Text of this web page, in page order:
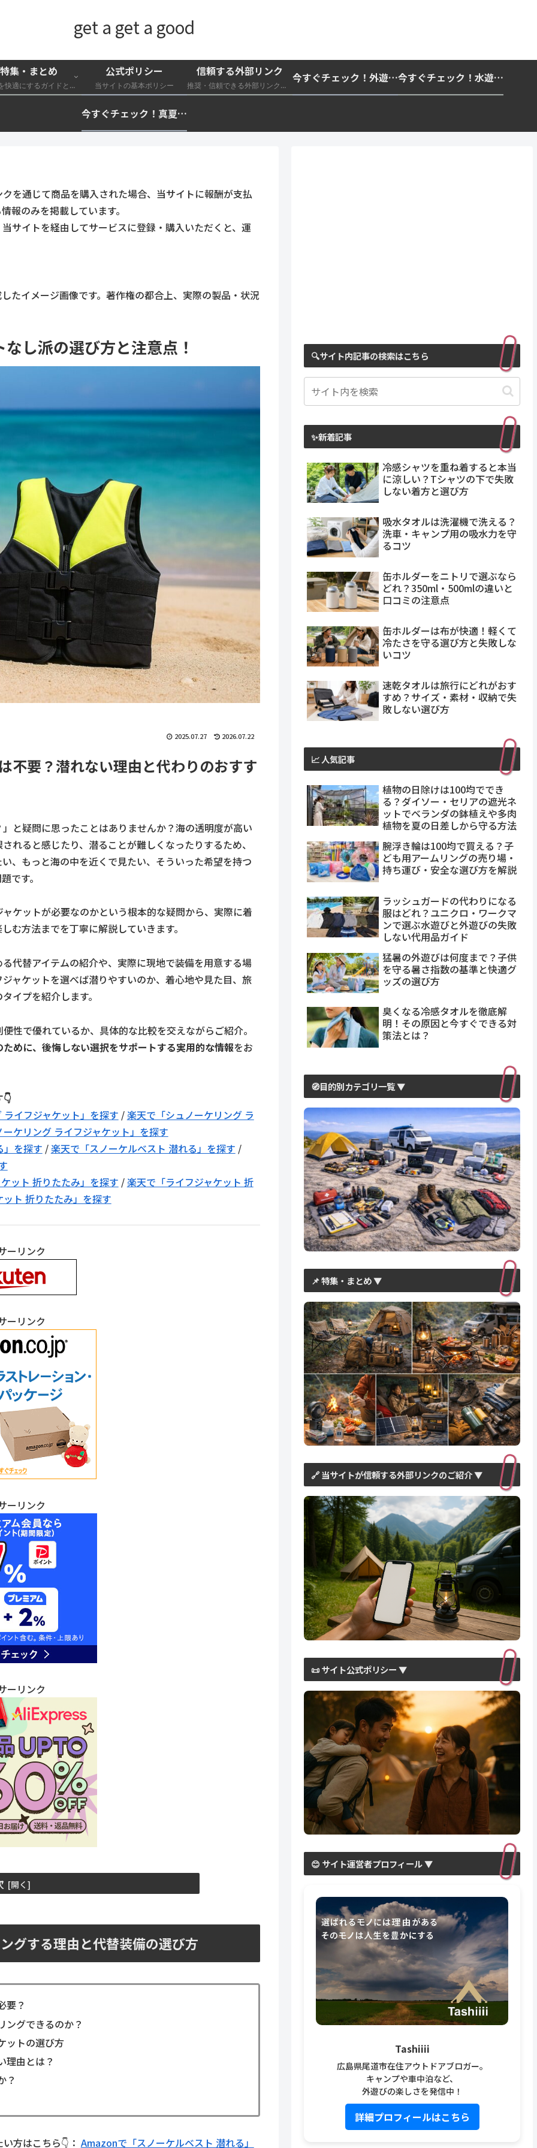
get a get a good
特集・まとめ
外遊びを快適にするガイドと特集一覧
公式ポリシー
当サイトの基本ポリシー
信頼する外部リンク
推奨・信頼できる外部リンク一覧
今すぐチェック！外遊びの紫外線対策・日差し快適化計画｜帽子・日傘・ウェア・日焼け止めを総まとめ☀️🏕️👓 今すぐチェック！水遊び・海水浴の快適化計画｜浮き輪・服装・日陰・安全対策を総まとめ🏖️🌊✨
今すぐチェック！真夏の猛暑・冷却・保冷快適化計画｜外遊び・キャンプ・車中泊の暑さ対策を総まとめ☀️🧊🏕️
を通じて商品を購入された場合、当サイトに報酬が支払
報のみを掲載しています。
サイトを経由してサービスに登録・購入いただくと、運
たイメージ画像です。著作権の都合上、実際の製品・状況
し派の選び方と注意点！
2025.07.27 2026.07.22
不要？潜れない理由と代わりのおすす
と疑問に思ったことはありませんか？海の透明度が高い
れると感じたり、潜ることが難しくなったりするため、
、もっと海の中を近くで見たい、そういった希望を持つ
です。
ケットが必要なのかという根本的な疑問から、実際に着
む方法までを丁寧に解説していきます。
代替アイテムの紹介や、実際に現地で装備を用意する場
ャケットを選べば潜りやすいのか、着心地や見た目、旅
イプを紹介します。
性で優れているか、具体的な比較を交えながらご紹介。
めに、後悔しない選択をサポートする実用的な情報をお
イフジャケット」を探す /楽天で「シュノーケリング ラ
ケリング ライフジャケット」を探す
」を探す /楽天で「スノーケルベスト 潜れる」を探す /
ット 折りたたみ」を探す /楽天で「ライフジャケット 折
ト 折りたたみ」を探す
ーリンク
ーリンク
ーリンク
ーリンク
グする理由と代替装備の選び方
要？
ングできるのか？
ットの選び方
理由とは？
？
方はこちら👇： Amazonで「スノーケルベスト 潜れる」
🔍サイト内記事の検索はこちら
✨新着記事
冷感シャツを重ね着すると本当
に涼しい？Tシャツの下で失敗
しない着方と選び方
吸水タオルは洗濯機で洗える？
洗車・キャンプ用の吸水力を守
るコツ
缶ホルダーをニトリで選ぶなら
どれ？350ml・500mlの違いと
口コミの注意点
缶ホルダーは布が快適！軽くて
冷たさを守る選び方と失敗しな
いコツ
速乾タオルは旅行にどれがおす
すめ？サイズ・素材・収納で失
敗しない選び方
📈 人気記事
植物の日除けは100均ででき
る？ダイソー・セリアの遮光ネ
ットでベランダの鉢植えや多肉
植物を夏の日差しから守る方法
腕浮き輪は100均で買える？子
ども用アームリングの売り場・
持ち運び・安全な選び方を解説
ラッシュガードの代わりになる
服はどれ？ユニクロ・ワークマ
ンで選ぶ水遊びと外遊びの失敗
しない代用品ガイド
猛暑の外遊びは何度まで？子供
を守る暑さ指数の基準と快適グ
ッズの選び方
臭くなる冷感タオルを徹底解
明！その原因と今すぐできる対
策法とは？
🧭目的別カテゴリ一覧 ▼
📌 特集・まとめ ▼
🔗 当サイトが信頼する外部リンクのご紹介 ▼
📜 サイト公式ポリシー ▼
😊 サイト運営者プロフィール ▼
Tashiiii
広島県尾道市在住アウトドアブロガー。
キャンプや車中泊など、
外遊びの楽しさを発信中！
詳細プロフィールはこちら